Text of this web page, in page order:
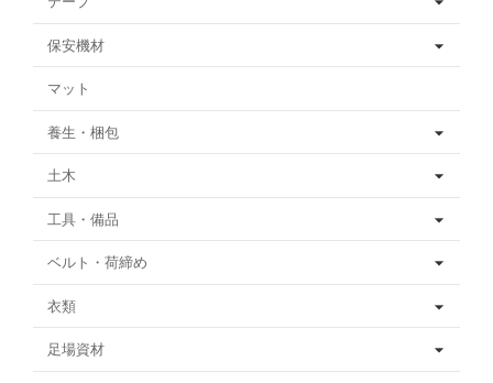
保安機材
マット
養生・梱包
土木
工具・備品
ベルト・荷締め
衣類
足場資材